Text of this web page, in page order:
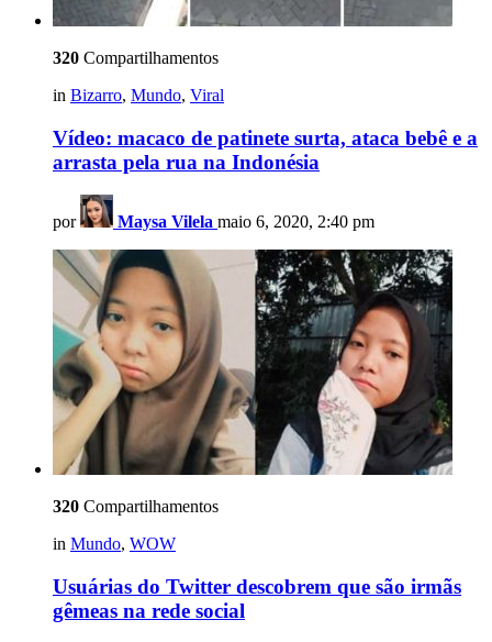
320 Compartilhamentos
in Bizarro, Mundo, Viral
Vídeo: macaco de patinete surta, ataca bebê e a
arrasta pela rua na Indonésia
por Maysa Vilela maio 6, 2020, 2:40 pm
320 Compartilhamentos
in Mundo, WOW
Usuárias do Twitter descobrem que são irmãs
gêmeas na rede social